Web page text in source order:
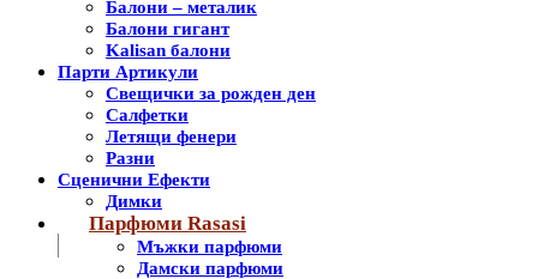
Балони – металик
Балони гигант
Kalisan балони
Парти Артикули
Свещички за рожден ден
Салфетки
Летящи фенери
Разни
Сценични Ефекти
Димки
Парфюми Rasasi
Мъжки парфюми
Дамски парфюми